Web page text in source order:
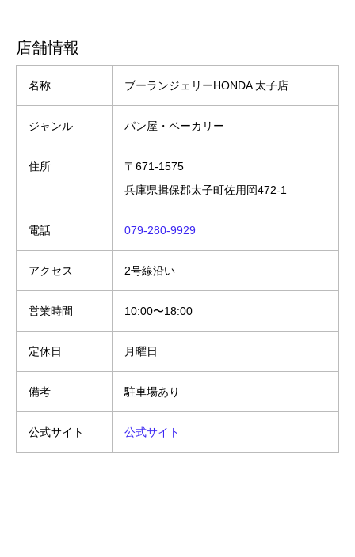
店舗情報
名称 ブーランジェリーHONDA 太子店
ジャンル パン屋・ベーカリー
住所
〒671-1575
兵庫県揖保郡太子町佐用岡472-1
電話 079-280-9929
アクセス 2号線沿い
営業時間 10:00〜18:00
定休日 月曜日
備考 駐車場あり
公式サイト 公式サイト